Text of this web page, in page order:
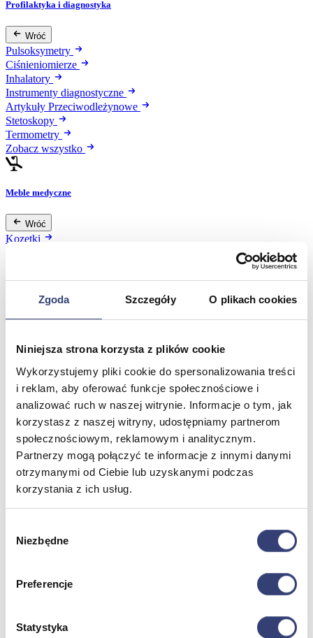
Zgoda Szczegóły O plikach cookies
Niniejsza strona korzysta z plików cookie
Wykorzystujemy pliki cookie do spersonalizowania treści
i reklam, aby oferować funkcje społecznościowe i
analizować ruch w naszej witrynie. Informacje o tym, jak
korzystasz z naszej witryny, udostępniamy partnerom
społecznościowym, reklamowym i analitycznym.
Partnerzy mogą połączyć te informacje z innymi danymi
otrzymanymi od Ciebie lub uzyskanymi podczas
korzystania z ich usług.
zgody
Niezbędne
Preferencje
Statystyka
Profilaktyka i diagnostyka
Wróć
Pulsoksymetry
Ciśnieniomierze
Inhalatory
Instrumenty diagnostyczne
Artykuły Przeciwodleżynowe
Stetoskopy
Termometry
Zobacz wszystko
Meble medyczne
Wróć
Kozetki
Stoły
Parawany
Zobacz wszystko
Spa & Wellness
Fotele do masażu
Urządzenia
Zdrowie i uroda
Zobacz wszystko
Dofinansowania